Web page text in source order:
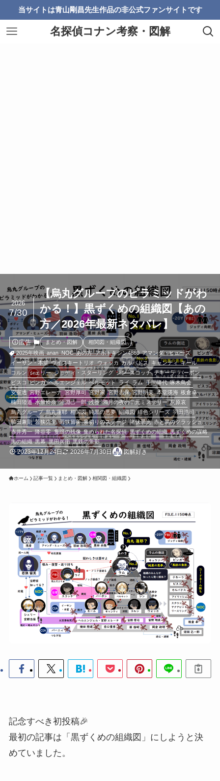
当サイトは青山剛昌先生作品の非公式ファンサイトです
名探偵コナン考察・図解
【烏丸グループのピラミッドがわ
かる！】黒ずくめの組織図【あの
方／2026年最新ネタバレ】
2026
7/30
広告 まとめ・図解
相関図・組織図
2025年映画 anan NOC あの方 アポトキシン4869 アマンダ・ヒューズ
イーサン・本堂 ウイスキートリオ ウォッカ カルバドス キャンティ キール
コルン シェリー ジョディ・スターリング ジン スコッチ テキーラ バーボン
ピスコ ピンガ ヘルエンジェル ベルモット ライ ラム 千間降代 啄木鳥会
安室透 宮野エレーナ 宮野厚司 宮野家 宮野志保 宮野明美 本堂瑛海 板倉卓
楠田陸道 水無怜奈 沼淵己一郎 浅香 満月の夜の二元ミステリー 灰原哀
烏丸グループ 烏丸蓮耶 相関図 純黒の悪夢 組織図 緋色シリーズ 羽田浩司
脇田兼則 若狭先生 若狭留美 裏切りのステージ 諸伏景光 赤と黒のクラッシュ
赤井秀一 降谷零 隻眼の残像 集められた名探偵 黒ずくめの組織 黒ずくめの謀略
黒の組織 黒幕 黒田兵衛 黒鉄の魚影
2023年12月24日 2026年7月30日 図解好き
ホーム 記事一覧 まとめ・図解 相関図・組織図
記念すべき初投稿🎉
最初の記事は「黒ずくめの組織図」にしようと決
めていました。